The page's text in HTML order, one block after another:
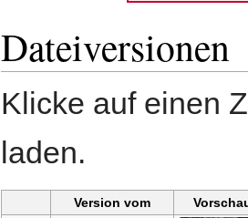
Dateiversionen
Klicke auf einen
laden.
Version vom